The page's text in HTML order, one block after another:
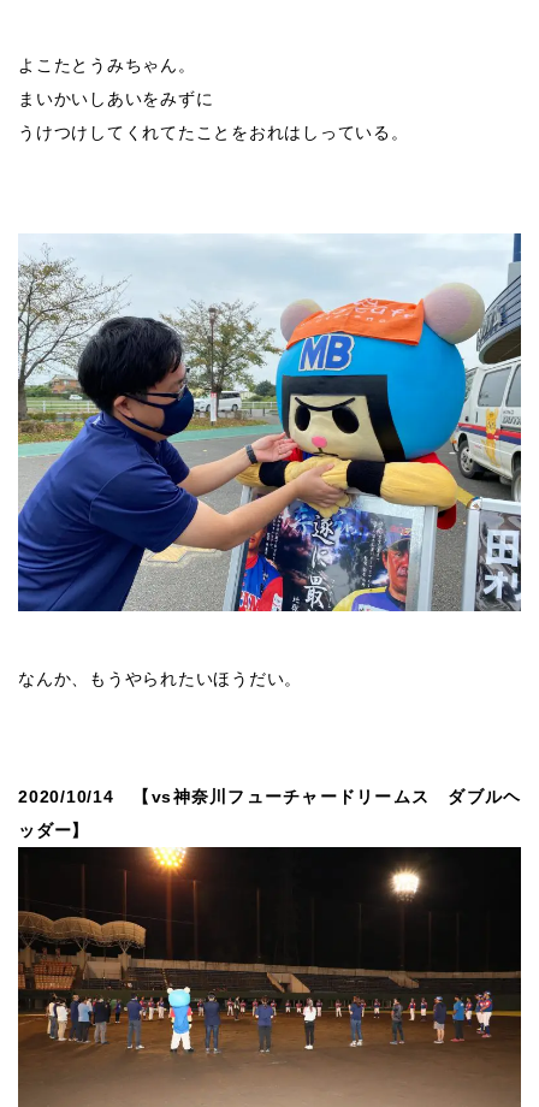
よこたとうみちゃん。
まいかいしあいをみずに
うけつけしてくれてたことをおれはしっている。
なんか、もうやられたいほうだい。
2020/10/14 【vs神奈川フューチャードリームス ダブルヘ
ッダー】